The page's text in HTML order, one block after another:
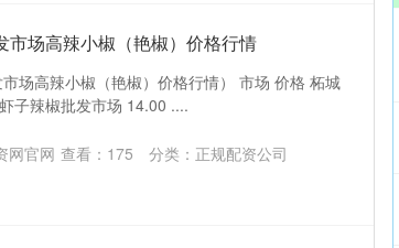
场高辣小椒（艳椒）价格行情
场高辣小椒（艳椒）价格行情） 市场 价格 柘城
子辣椒批发市场 14.00 ....
网官网 查看： 175 分类： 正规配资公司